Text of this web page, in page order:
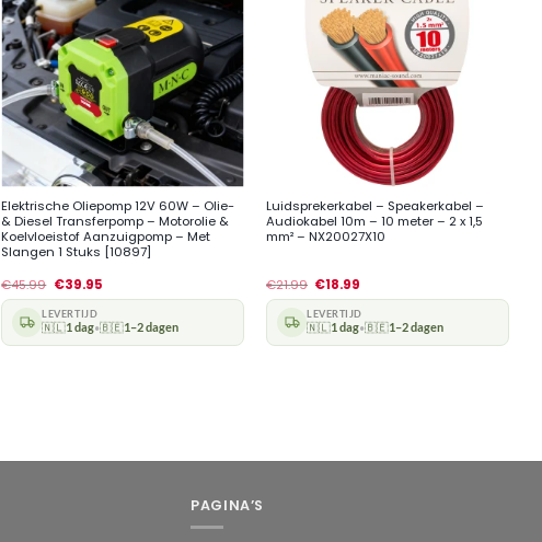
+
Elektrische Oliepomp 12V 60W – Olie-
& Diesel Transferpomp – Motorolie &
Koelvloeistof Aanzuigpomp – Met
Slangen 1 Stuks [10897]
€45.99 €39.95
LEVERTIJD
🇳🇱1 dag•🇧🇪1–2 dagen
Luidsprekerkabel – Speakerkabel –
Audiokabel 10m – 10 meter – 2 x 1,5
mm² – NX20027X10
€21.99 €18.99
LEVERTIJD
🇳🇱1 dag•🇧🇪1–2 dagen
PAGINA’S